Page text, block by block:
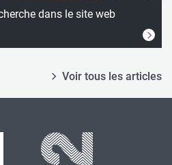
dans le site web
Voir tous les articles